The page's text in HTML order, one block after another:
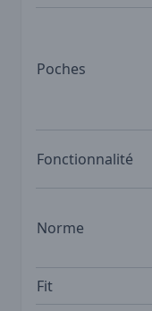
Poches
Fonctionnalité
Norme
Fit